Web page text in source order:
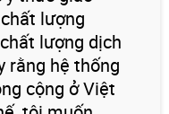
lượng
lượng dịch
rằng hệ thống
cộng ở Việt